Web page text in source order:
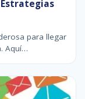
para llegar
Aquí…